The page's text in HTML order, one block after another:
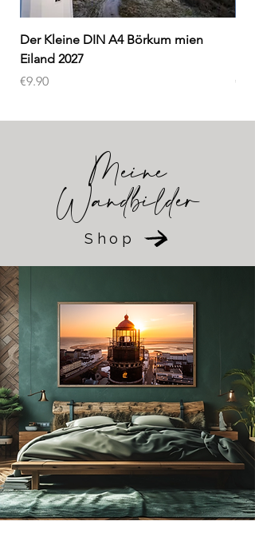
Der Kleine DIN A4 Börkum mien
Eiland 2027
Preis
€9.90
Preis
Meine
Wandbilder
Shop